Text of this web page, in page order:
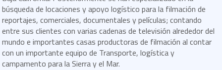
búsqueda de locaciones y apoyo logístico para la filmación de
reportajes, comerciales, documentales y películas; contando
entre sus clientes con varias cadenas de televisión alrededor del
mundo e importantes casas productoras de filmación al contar
con un importante equipo de Transporte, logística y
campamento para la Sierra y el Mar.